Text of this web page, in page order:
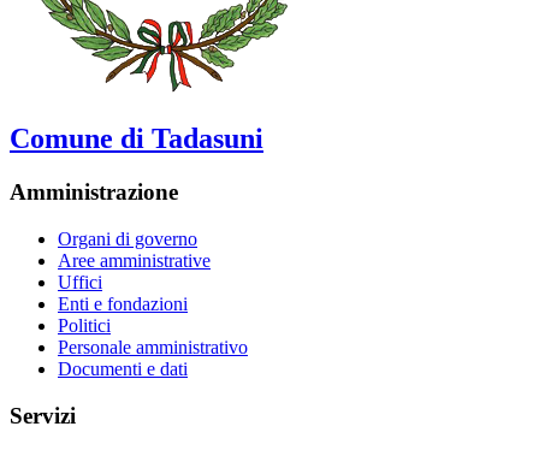
Comune di Tadasuni
Amministrazione
Organi di governo
Aree amministrative
Uffici
Enti e fondazioni
Politici
Personale amministrativo
Documenti e dati
Servizi